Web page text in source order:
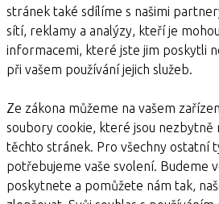
stránek také sdílíme s našimi
sítí, reklamy a analýzy, kteří je
informacemi, které jste jim poskytli
při vašem používání jejich služeb.
Ze zákona můžeme na vašem
soubory cookie, které jsou
těchto stránek. Pro všechny ostatní
potřebujeme vaše svolení. Budeme
poskytnete a pomůžete nám tak,